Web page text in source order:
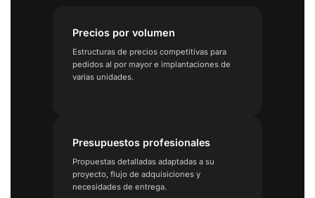
Precios por volumen
Estructuras de precios competitivas para
pedidos al por mayor e implantaciones de
varias unidades.
Presupuestos profesionales
Propuestas detalladas adaptadas a su
proyecto, flujo de adquisiciones y
necesidades de entrega.